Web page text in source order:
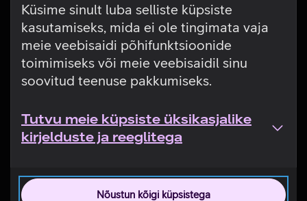
Küsime sinult luba selliste küpsiste
kasutamiseks, mida ei ole tingimata vaja
meie veebisaidi põhifunktsioonide
toimimiseks või meie veebisaidil sinu
soovitud teenuse pakkumiseks.
Tutvu meie küpsiste üksikasjalike
kirjelduste ja reeglitega
Nõustun kõigi küpsistega
Tehniline viga